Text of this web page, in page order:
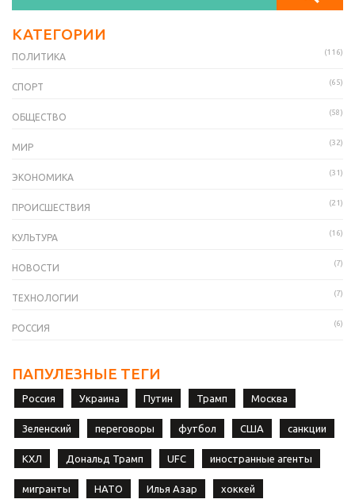
КАТЕГОРИИ
ПОЛИТИКА (116)
СПОРТ (65)
ОБЩЕСТВО (58)
МИР (32)
ЭКОНОМИКА (31)
ПРОИСШЕСТВИЯ (21)
КУЛЬТУРА (16)
НОВОСТИ (7)
ТЕХНОЛОГИИ (7)
РОССИЯ (6)
ПАПУЛЕЗНЫЕ ТЕГИ
Россия Украина Путин Трамп Москва
Зеленский переговоры футбол США санкции
КХЛ Дональд Трамп UFC иностранные агенты
мигранты НАТО Илья Азар хоккей